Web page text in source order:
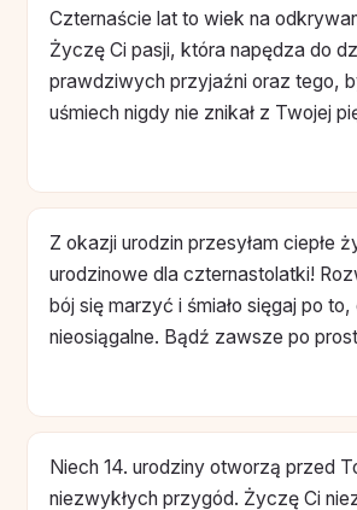
Czternaście lat to wiek na
Życzę Ci pasji, która napędza do
prawdziwych przyjaźni oraz tego,
uśmiech nigdy nie znikał z Twojej
Z okazji urodzin przesyłam ciepłe
urodzinowe dla czternastolatki!
bój się marzyć i śmiało sięgaj po
nieosiągalne. Bądź zawsze po
Niech 14. urodziny otworzą przed
niezwykłych przygód. Życzę Ci